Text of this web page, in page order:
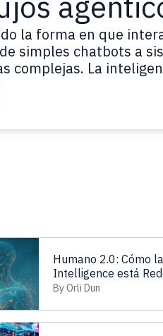
la forma en que
simples chatbots a
complejas. La
paradigma
máquinas” a la era
Humano 2.0: Cómo
Intelligence está
Quiénes Somos
By Orli Dun